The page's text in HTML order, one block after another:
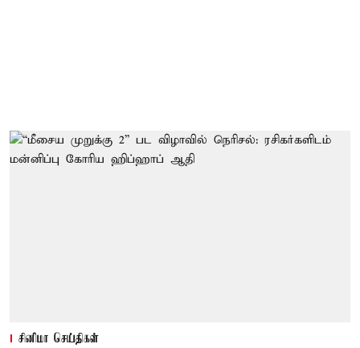
சினிமா செய்திகள்